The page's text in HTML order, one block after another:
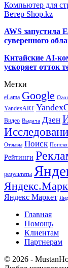
Компьютер для
Ветер Shop.kz
AWS запустила
суверенного
Китайские AI-
ускоряет отток
Метки
eLama Google
YandexART
Видео Выдача Дзен
Отзывы Поиск
Рейтинги
результаты
Яндекс Маркет
Главная
Помощь
Клиентам
Партнерам
© 2026 -